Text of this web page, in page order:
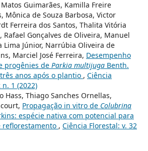
Guimarães, Kamilla Freire
Mônica de Souza Barbosa, Victor
Ferreira dos Santos, Thalita Vitória
Rafael Gonçalves de Oliveira, Manuel
Lima Júnior, Narrúbia Oliveira de
Marciel José Ferreira, Desempenho
progênies de Parkia multijugaBenth.
anos após o plantio , Ciência
n. 1 (2022)
Hass, Thiago Sanches Ornellas,
Propagação in vitro de Colubrina
espécie nativa com potencial para
reflorestamento , Ciência Florestal: v. 32